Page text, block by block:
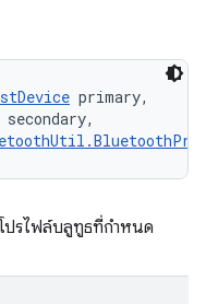
primary,
secondary,
รไฟล์บลูทูธที่กำหนด